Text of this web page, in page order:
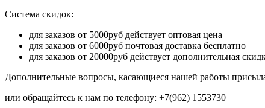
Система скидок:
для заказов от 5000руб действует оптовая цена
для заказов от 6000руб почтовая доставка бесплатно
для заказов от 20000руб действует дополнительная
Дополнительные вопросы, касающиеся нашей работы
или обращайтесь к нам по телефону: +7(962) 1553730